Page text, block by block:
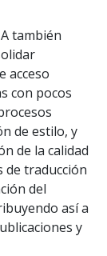
también
acceso
con pocos
de estilo, y
de la calidad
de traducción
del
así a
y